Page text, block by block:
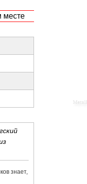
месте
знает,